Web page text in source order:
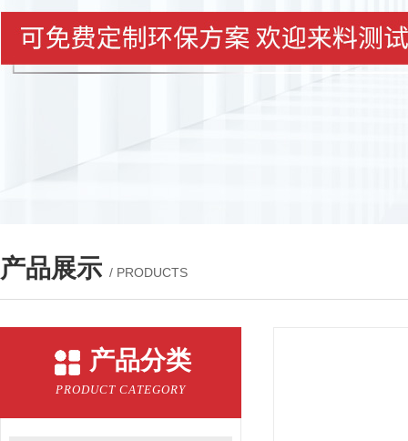
产品展示 / PRODUCTS
产品分类
PRODUCT CATEGORY